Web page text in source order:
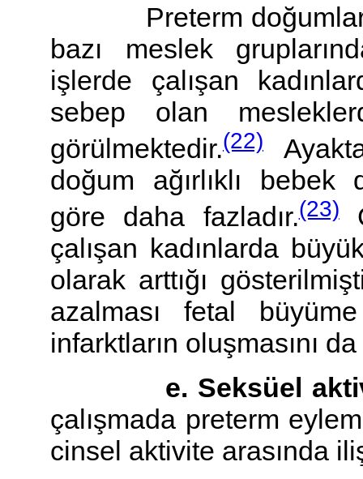
Preterm doğumlar,
bazı meslek
işlerde çalışan
sebep olan
görülmektedir.(22)
doğum ağırlıklı bebek
göre daha fazladır.(23)
çalışan kadınlarda
olarak arttığı
azalması fetal
infarktların oluşmasını
e. Seksüel
çalışmada preterm
cinsel aktivite arasında